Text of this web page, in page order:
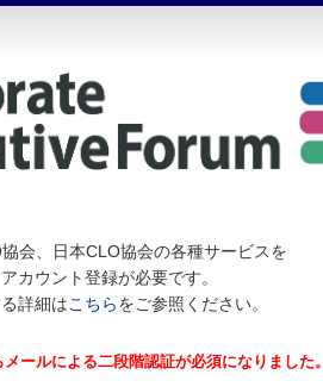
会、日本CLO協会の各種サービスを
カウント登録が必要です。
詳細はこちらをご参照ください。
ールによる二段階認証が必須になりました。